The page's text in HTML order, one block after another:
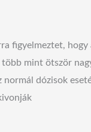
figyelmeztet,
több mint ötször
normál dózisok